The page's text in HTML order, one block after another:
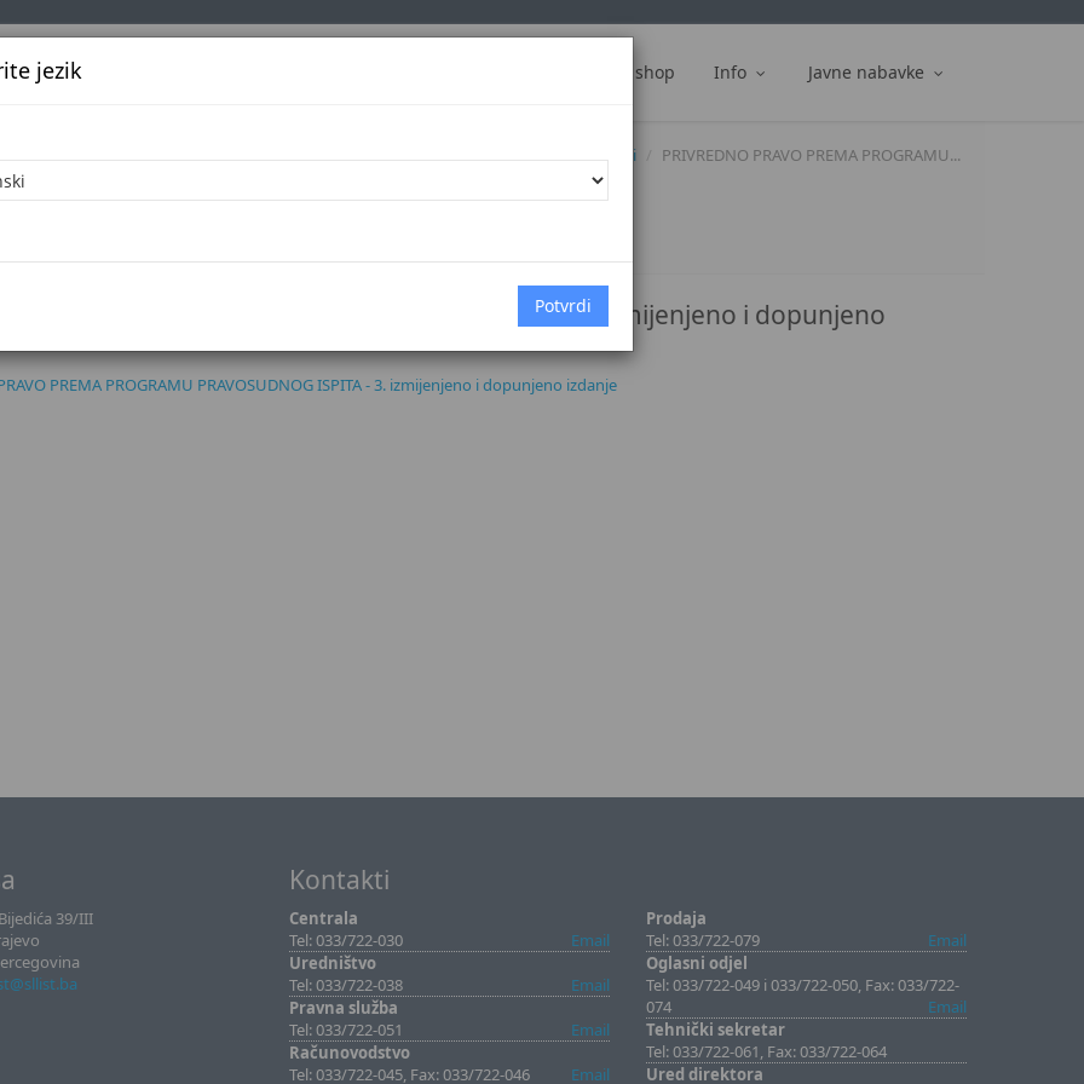
Službena glasila Web shop Info Javne nabavke
jezik
i
Početna Sve vijesti PRIVREDNO PRAVO PREMA PROGRAMU...
PREMA PROGRAMU PRAVOSUDNOG ISPITA - 3 izmijenjeno i dopunjeno
PREMA PROGRAMU PRAVOSUDNOG ISPITA - 3. izmijenjeno i dopunjeno izdanje
39/III
Kontakti
Centrala
Tel: 033/722-030
Email
Uredništvo
Tel: 033/722-038
Email
Pravna služba
Tel: 033/722-051
Email
Računovodstvo
Tel: 033/722-045, Fax: 033/722-046
Email
Prodaja
Tel: 033/722-079
Email
Oglasni odjel
Tel: 033/722-049 i 033/722-050, Fax: 033/722-
074
Email
Tehnički sekretar
Tel: 033/722-061, Fax: 033/722-064
Ured direktora